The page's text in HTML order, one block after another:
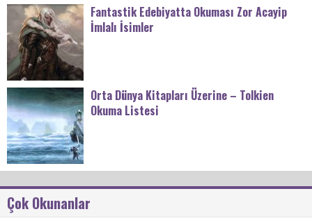
Fantastik Edebiyatta Okuması Zor Acayip
İmlalı İsimler
Orta Dünya Kitapları Üzerine – Tolkien
Okuma Listesi
Çok Okunanlar